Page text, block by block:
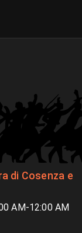
di Cosenza e
AM-12:00 AM